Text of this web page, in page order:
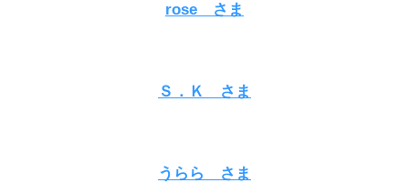
rose さま
Ｓ．Ｋ さま
うらら さま